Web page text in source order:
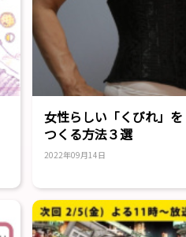
女性らしい「くびれ」を
つくる方法３選
2022年09月14日